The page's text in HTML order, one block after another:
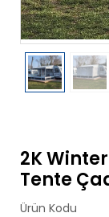
2K
Tente
Ürün Kodu